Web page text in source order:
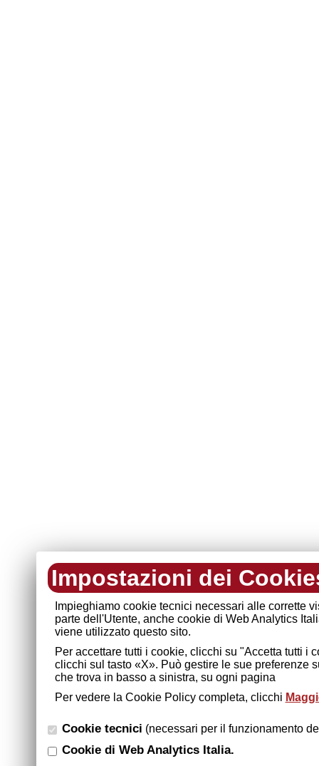
Impostazioni dei
Impieghiamo cookie tecnici necessari alle corrette
parte dell'Utente, anche cookie di Web Analytics
viene utilizzato questo sito.
Per accettare tutti i cookie, clicchi su "Accetta tutti
clicchi sul tasto «X». Può gestire le sue preferenze
che trova in basso a sinistra, su ogni pagina
Per vedere la Cookie Policy completa, clicchi
Cookie tecnici (necessari per il funzionamento
Cookie di Web Analytics Italia.